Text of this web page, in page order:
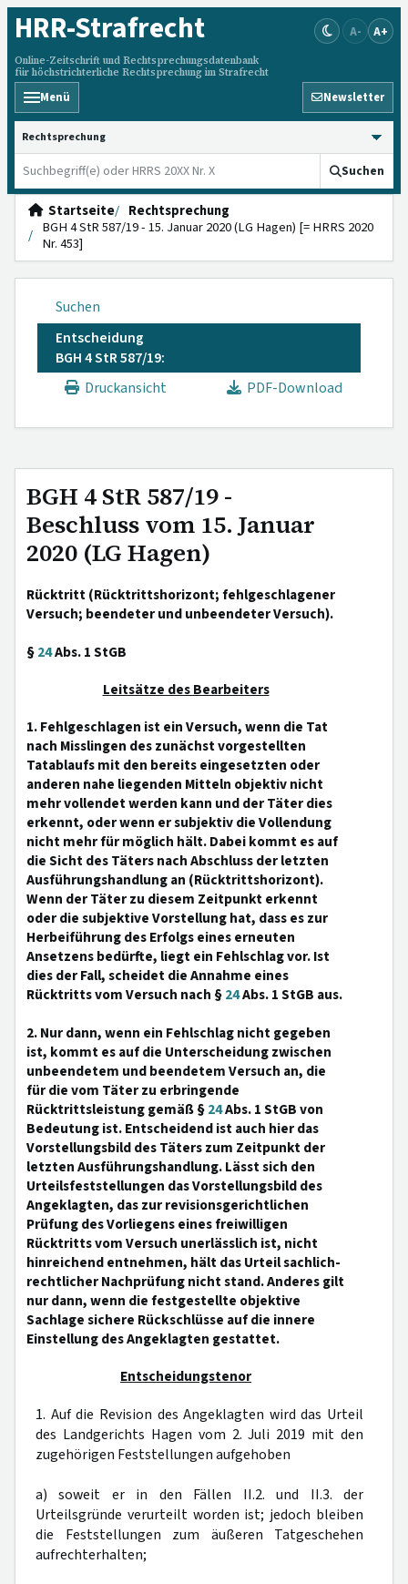
HRR-Strafrecht
Online-Zeitschrift und Rechtsprechungsdatenbank
für höchstrichterliche Rechtsprechung im Strafrecht
A- A+
Menü Newsletter
HRRS durchsuchen
Suchen
Startseite
Rechtsprechung
BGH 4 StR 587/19 - 15. Januar 2020 (LG Hagen) [= HRRS 2020
Nr. 453]
Suchen
Entscheidung
BGH 4 StR 587/19:
Druckansicht
PDF-Download
BGH 4 StR 587/19 -
Beschluss vom 15. Januar
2020 (LG Hagen)
Rücktritt (Rücktrittshorizont; fehlgeschlagener
Versuch; beendeter und unbeendeter Versuch).
§24Abs. 1 StGB
Leitsätze des Bearbeiters
1. Fehlgeschlagen ist ein Versuch, wenn die Tat
nach Misslingen des zunächst vorgestellten
Tatablaufs mit den bereits eingesetzten oder
anderen nahe liegenden Mitteln objektiv nicht
mehr vollendet werden kann und der Täter dies
erkennt, oder wenn er subjektiv die Vollendung
nicht mehr für möglich hält. Dabei kommt es auf
die Sicht des Täters nach Abschluss der letzten
Ausführungshandlung an (Rücktrittshorizont).
Wenn der Täter zu diesem Zeitpunkt erkennt
oder die subjektive Vorstellung hat, dass es zur
Herbeiführung des Erfolgs eines erneuten
Ansetzens bedürfte, liegt ein Fehlschlag vor. Ist
dies der Fall, scheidet die Annahme eines
Rücktritts vom Versuch nach §24Abs. 1 StGB aus.
2. Nur dann, wenn ein Fehlschlag nicht gegeben
ist, kommt es auf die Unterscheidung zwischen
unbeendetem und beendetem Versuch an, die
für die vom Täter zu erbringende
Rücktrittsleistung gemäß §24Abs. 1 StGB von
Bedeutung ist. Entscheidend ist auch hier das
Vorstellungsbild des Täters zum Zeitpunkt der
letzten Ausführungshandlung. Lässt sich den
Urteilsfeststellungen das Vorstellungsbild des
Angeklagten, das zur revisionsgerichtlichen
Prüfung des Vorliegens eines freiwilligen
Rücktritts vom Versuch unerlässlich ist, nicht
hinreichend entnehmen, hält das Urteil sachlich-
rechtlicher Nachprüfung nicht stand. Anderes gilt
nur dann, wenn die festgestellte objektive
Sachlage sichere Rückschlüsse auf die innere
Einstellung des Angeklagten gestattet.
Entscheidungstenor
1. Auf die Revision des Angeklagten wird das Urteil
des Landgerichts Hagen vom 2. Juli 2019 mit den
zugehörigen Feststellungen aufgehoben
a) soweit er in den Fällen II.2. und II.3. der
Urteilsgründe verurteilt worden ist; jedoch bleiben
die Feststellungen zum äußeren Tatgeschehen
aufrechterhalten;